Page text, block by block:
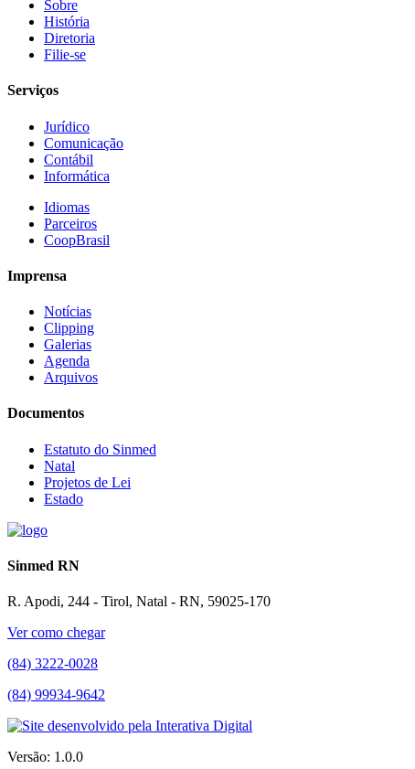
Sobre
História
Diretoria
Filie-se
Serviços
Jurídico
Comunicação
Contábil
Informática
Idiomas
Parceiros
CoopBrasil
Imprensa
Notícias
Clipping
Galerias
Agenda
Arquivos
Documentos
Estatuto do Sinmed
Natal
Projetos de Lei
Estado
Sinmed RN
R. Apodi, 244 - Tirol, Natal - RN, 59025-170
Ver como chegar
(84) 3222-0028
(84) 99934-9642
Versão: 1.0.0